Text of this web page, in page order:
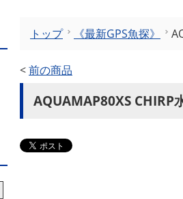
トップ 《最新GPS魚探》
<前の商品
AQUAMAP80XS CHIRP